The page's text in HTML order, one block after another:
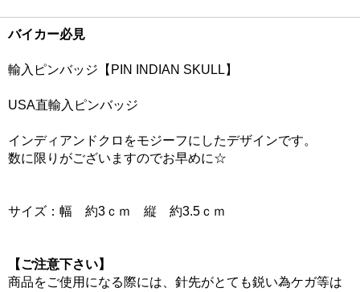
バイカー必見
輸入ピンバッジ【PIN INDIAN SKULL】
USA直輸入ピンバッジ
インディアンドクロをモジーフにしたデザインです。
数に限りがございますのでお早めに☆
サイズ：幅 約3ｃｍ 縦 約3.5ｃｍ
【ご注意下さい】
商品をご使用になる際には、針先がとても鋭い為ケガ等は